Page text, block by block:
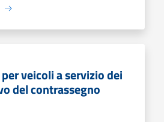
veicoli a servizio dei
del contrassegno